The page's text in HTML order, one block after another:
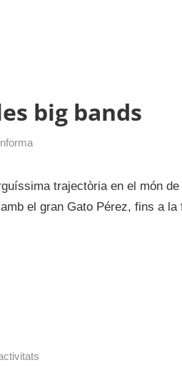
big bands
trajectòria en el món
el gran Gato Pérez, fins a la